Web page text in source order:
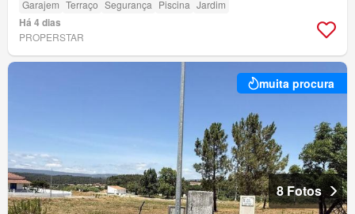
Garajem Terraço Segurança Piscina Jardim
Há 4 dias
PROPERSTAR
muita procura
8 Fotos